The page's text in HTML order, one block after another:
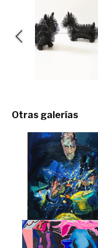
Otras galerías